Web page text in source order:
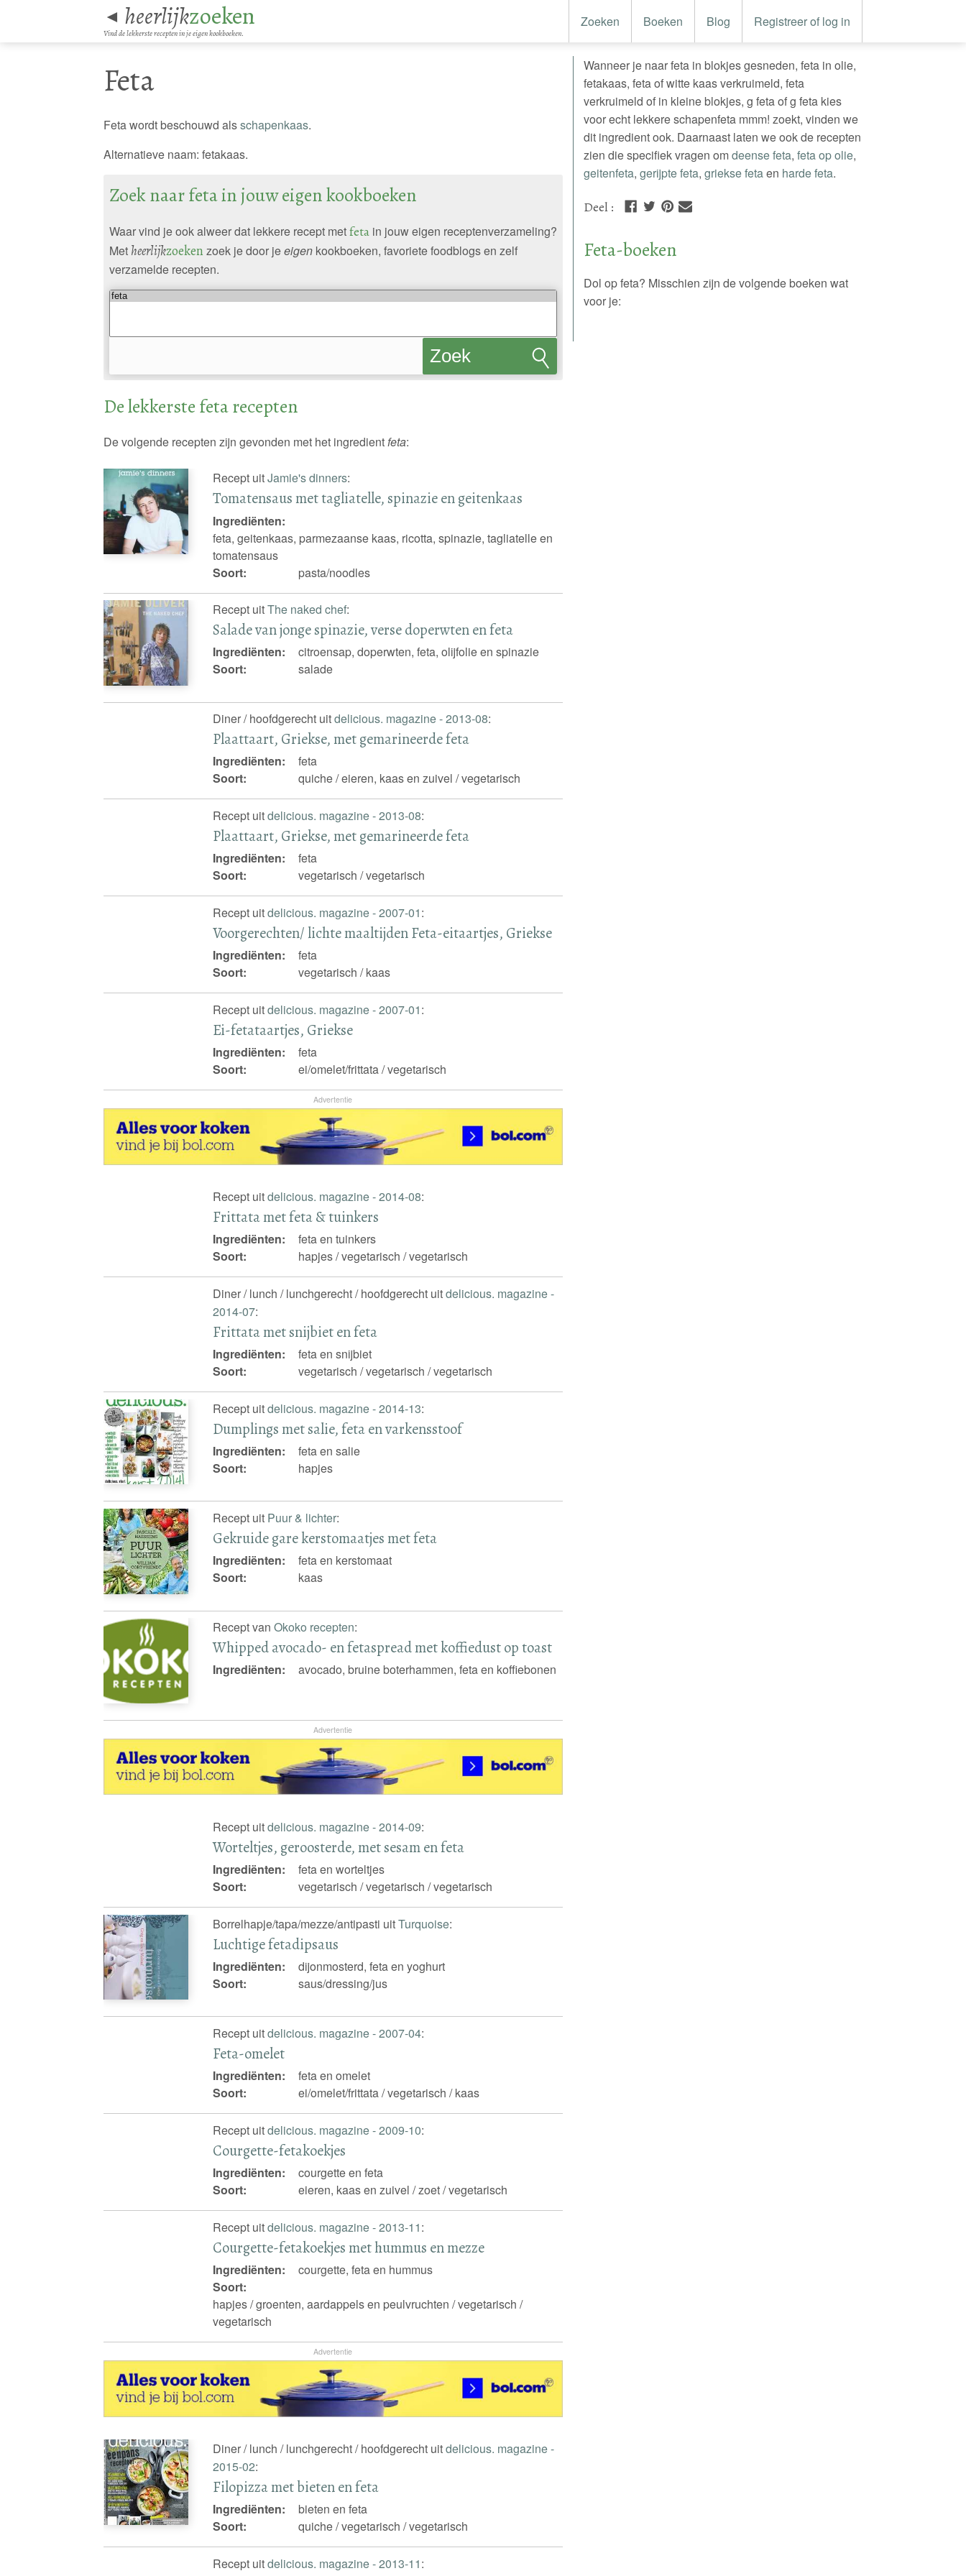
◄ heerlijkzoeken
Vind de lekkerste recepten in je eigen kookboeken.
Zoeken Boeken Blog Registreer of log in
Feta
Feta wordt beschouwd alsschapenkaas.
Alternatieve naam: fetakaas.
Zoek naar feta in jouw eigen kookboeken
Waar vind je ook alweer dat lekkere recept metfetain jouw eigen receptenverzameling?
Met heerlijkzoekenzoek je door jeeigenkookboeken, favoriete foodblogs en zelf
verzamelde recepten.
Zoek
De lekkerste feta recepten
De volgende recepten zijn gevonden met het ingredientfeta:
Recept uitJamie's dinners:
Tomatensaus met tagliatelle, spinazie en geitenkaas
Ingrediënten:
feta, geitenkaas, parmezaanse kaas, ricotta, spinazie, tagliatelle en
tomatensaus
Soort:
pasta/noodles
Recept uitThe naked chef:
Salade van jonge spinazie, verse doperwten en feta
Ingrediënten:
citroensap, doperwten, feta, olijfolie en spinazie
Soort:
salade
Diner / hoofdgerecht uitdelicious. magazine - 2013-08:
Plaattaart, Griekse, met gemarineerde feta
Ingrediënten:
feta
Soort:
quiche / eieren, kaas en zuivel / vegetarisch
Recept uitdelicious. magazine - 2013-08:
Plaattaart, Griekse, met gemarineerde feta
Ingrediënten:
feta
Soort:
vegetarisch / vegetarisch
Recept uitdelicious. magazine - 2007-01:
Voorgerechten/ lichte maaltijden Feta-eitaartjes, Griekse
Ingrediënten:
feta
Soort:
vegetarisch / kaas
Recept uitdelicious. magazine - 2007-01:
Ei-fetataartjes, Griekse
Ingrediënten:
feta
Soort:
ei/omelet/frittata / vegetarisch
Advertentie
Recept uitdelicious. magazine - 2014-08:
Frittata met feta & tuinkers
Ingrediënten:
feta en tuinkers
Soort:
hapjes / vegetarisch / vegetarisch
Diner / lunch / lunchgerecht / hoofdgerecht uitdelicious. magazine -
2014-07:
Frittata met snijbiet en feta
Ingrediënten:
feta en snijbiet
Soort:
vegetarisch / vegetarisch / vegetarisch
Recept uitdelicious. magazine - 2014-13:
Dumplings met salie, feta en varkensstoof
Ingrediënten:
feta en salie
Soort:
hapjes
Recept uit Puur & lichter:
Gekruide gare kerstomaatjes met feta
Ingrediënten:
feta en kerstomaat
Soort:
kaas
Recept vanOkoko recepten:
Whipped avocado- en fetaspread met koffiedust op toast
Ingrediënten: avocado, bruine boterhammen, feta en koffiebonen
Advertentie
Recept uitdelicious. magazine - 2014-09:
Worteltjes, geroosterde, met sesam en feta
Ingrediënten:
feta en worteltjes
Soort:
vegetarisch / vegetarisch / vegetarisch
Borrelhapje/tapa/mezze/antipasti uitTurquoise:
Luchtige fetadipsaus
Ingrediënten:
dijonmosterd, feta en yoghurt
Soort:
saus/dressing/jus
Recept uitdelicious. magazine - 2007-04:
Feta-omelet
Ingrediënten:
feta en omelet
Soort:
ei/omelet/frittata / vegetarisch / kaas
Recept uitdelicious. magazine - 2009-10:
Courgette-fetakoekjes
Ingrediënten:
courgette en feta
Soort:
eieren, kaas en zuivel / zoet / vegetarisch
Recept uitdelicious. magazine - 2013-11:
Courgette-fetakoekjes met hummus en mezze
Ingrediënten:
courgette, feta en hummus
Soort:
hapjes / groenten, aardappels en peulvruchten / vegetarisch /
vegetarisch
Advertentie
Diner / lunch / lunchgerecht / hoofdgerecht uitdelicious. magazine -
2015-02:
Filopizza met bieten en feta
Ingrediënten:
bieten en feta
Soort:
quiche / vegetarisch / vegetarisch
Recept uitdelicious. magazine - 2013-11:
Wanneer je naar feta in blokjes gesneden, feta in olie,
fetakaas, feta of witte kaas verkruimeld, feta
verkruimeld of in kleine blokjes, g feta of g feta kies
voor echt lekkere schapenfeta mmm! zoekt, vinden we
dit ingredient ook. Daarnaast laten we ook de recepten
zien die specifiek vragen omdeense feta, feta op olie,
geitenfeta, gerijpte feta, griekse fetaen harde feta.
Deel :
Feta-boeken
Dol op feta? Misschien zijn de volgende boeken wat
voor je: